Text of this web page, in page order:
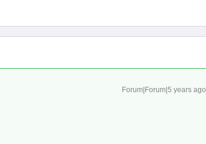
Forum|Forum|5 years ago